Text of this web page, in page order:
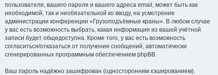
пользователя, вашего пароля и вашего адреса email, может быть как
необходимой, так и необязательной ко вводу, на усмотрение
администрации конференции «Грузоподъёмные краны». В любом случае
у вас есть возможность выбрать, какая информация из вашей учётной
записи будет общедоступна. Кроме того, у вас есть возможность
согласиться/отказаться от получения сообщений, автоматически
сгенерированных программным обеспечением phpBB.
Ваш пароль надёжно зашифрован (односторонним хэшированием).